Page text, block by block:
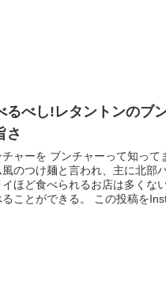
るべし!レタントンのブ
さ
ャーを ブンチャーって知って
のつけ麺と言われ、主に北部
イほど食べられるお店は多くな
ことができる。 この投稿を